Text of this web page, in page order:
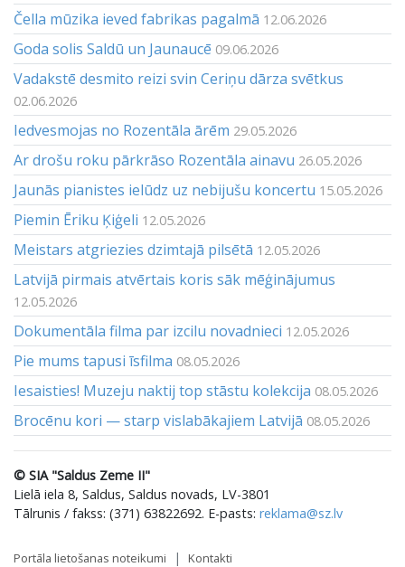
Čella mūzika ieved fabrikas pagalmā 12.06.2026
Goda solis Saldū un Jaunaucē 09.06.2026
Vadakstē desmito reizi svin Ceriņu dārza svētkus
02.06.2026
Iedvesmojas no Rozentāla ārēm 29.05.2026
Ar drošu roku pārkrāso Rozentāla ainavu 26.05.2026
Jaunās pianistes ielūdz uz nebijušu koncertu 15.05.2026
Piemin Ēriku Ķiģeli 12.05.2026
Meistars atgriezies dzimtajā pilsētā 12.05.2026
Latvijā pirmais atvērtais koris sāk mēģinājumus
12.05.2026
Dokumentāla filma par izcilu novadnieci 12.05.2026
Pie mums tapusi īsfilma 08.05.2026
Iesaisties! Muzeju naktij top stāstu kolekcija 08.05.2026
Brocēnu kori — starp vislabākajiem Latvijā 08.05.2026
© SIA "Saldus Zeme II"
Lielā iela 8, Saldus, Saldus novads, LV-3801
Tālrunis / fakss: (371) 63822692. E-pasts: reklama@sz.lv
Portāla lietošanas noteikumi Kontakti